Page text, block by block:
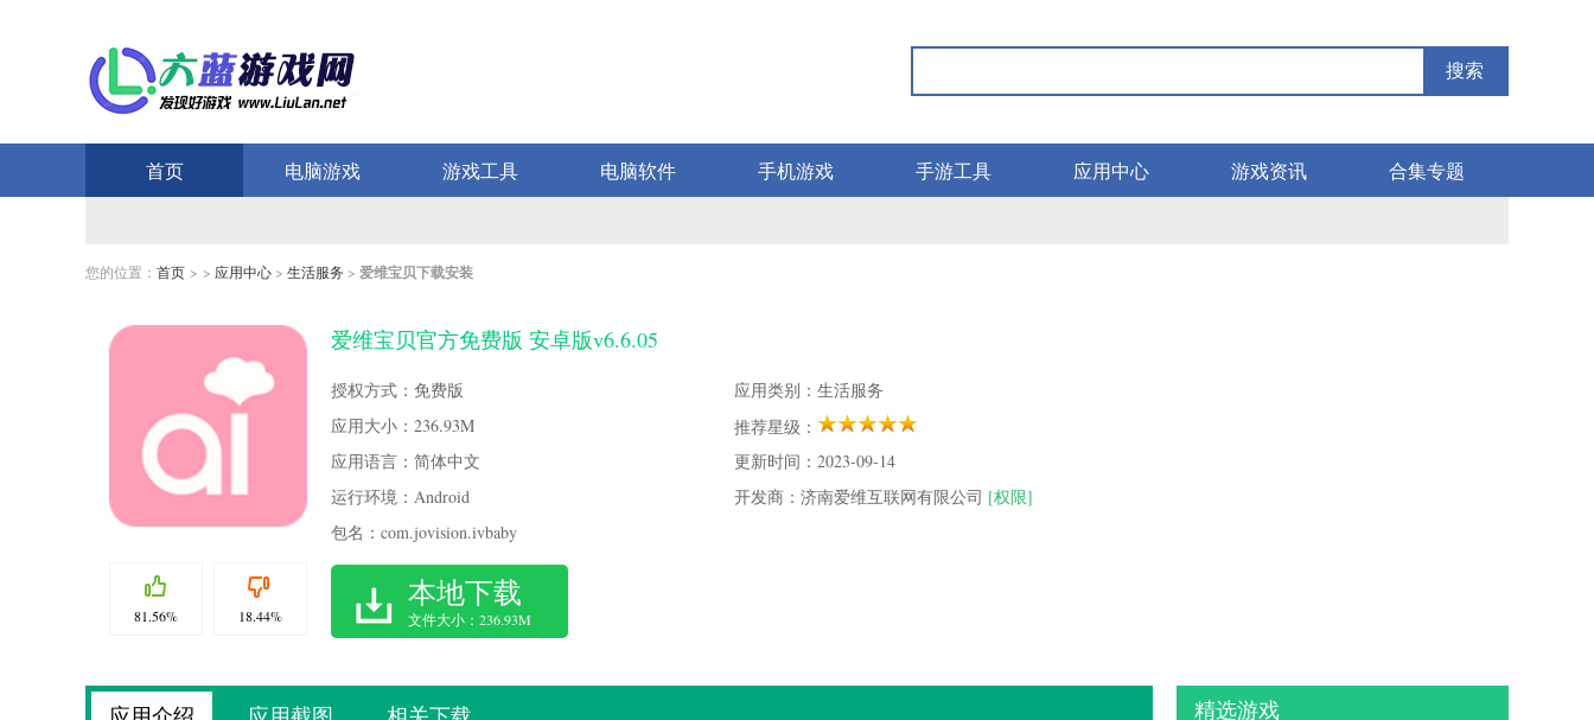
搜索
首页 电脑游戏 游戏工具 电脑软件 手机游戏 手游工具 应用中心 游戏资讯 合集专题
您的位置： 首页 > > 应用中心 > 生活服务 > 爱维宝贝下载安装
81.56% 18.44%
爱维宝贝官方免费版 安卓版v6.6.05
授权方式：免费版
应用类别：生活服务
应用大小：236.93M
推荐星级：
应用语言：简体中文
更新时间：2023-09-14
运行环境：Android
开发商：济南爱维互联网有限公司 [权限]
包名：com.jovision.ivbaby
本地下载
文件大小：236.93M
精选游戏